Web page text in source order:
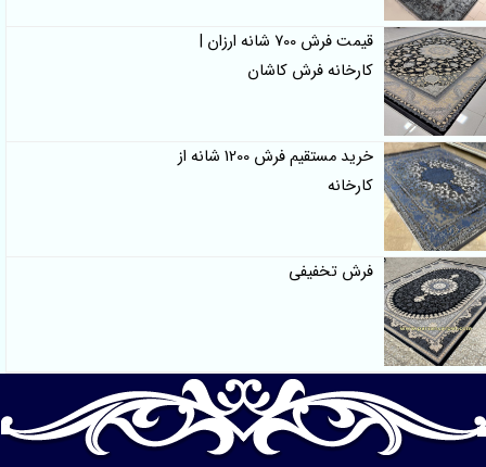
قیمت فرش 700 شانه ارزان |
کارخانه فرش کاشان
خرید مستقیم فرش 1200 شانه از
کارخانه
فرش تخفیفی